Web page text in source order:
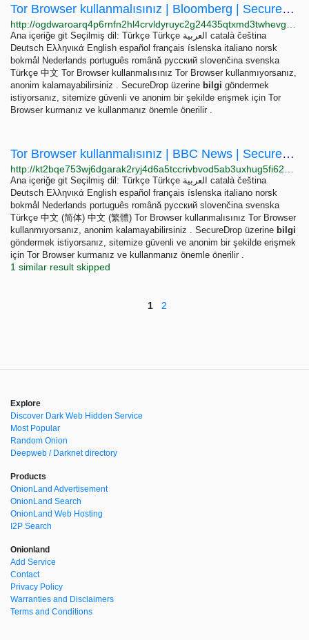
Tor Browser kullanmalısınız | Bloomberg | SecureDrop
Ana içeriğe git Seçilmiş dil: Türkçe Türkçe العربية català čeština
Deutsch Ελληνικά English español français íslenska italiano norsk
bokmål Nederlands português română русский slovenčina svenska
Türkçe 中文 Tor Browser kullanmalısınız Tor Browser kullanmıyorsanız,
anonim kalamayabilirsiniz . SecureDrop üzerine bilgi göndermek
istiyorsanız, sitemize güvenli ve anonim bir şekilde erişmek için Tor
Browser kurmanız ve kullanmanız önemle önerilir .
Tor Browser kullanmalısınız | BBC News | SecureDrop
Ana içeriğe git Seçilmiş dil: Türkçe Türkçe العربية català čeština
Deutsch Ελληνικά English español français íslenska italiano norsk
bokmål Nederlands português română русский slovenčina svenska
Türkçe 中文 (简体) 中文 (繁體) Tor Browser kullanmalısınız Tor Browser
kullanmıyorsanız, anonim kalamayabilirsiniz . SecureDrop üzerine bilgi
göndermek istiyorsanız, sitemize güvenli ve anonim bir şekilde erişmek
için Tor Browser kurmanız ve kullanmanız önemle önerilir .
1 similar result skipped
1 2
Explore
Discover Dark Web Hidden Service
Most Popular
Random Onion
Deepweb / Darknet directory
Products
OnionLand Advertisement
OnionLand Search
OnionLand Web Hosting
I2P Search
Onionland
Add Service
Contact
Privacy Policy
Warranties and Disclaimers
Terms and Conditions